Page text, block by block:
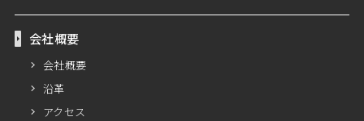
会社概要
会社概要
沿革
アクセス